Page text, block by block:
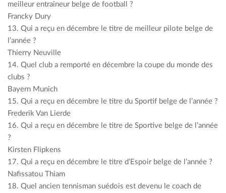
meilleur entraîneur belge de football ?
Francky Dury
13. Qui a reçu en décembre le titre de meilleur pilote belge de
l’année ?
Thierry Neuville
14. Quel club a remporté en décembre la coupe du monde des
clubs ?
Bayern Munich
15. Qui a reçu en décembre le titre du Sportif belge de l’année ?
Frederik Van Lierde
16. Qui a reçu en décembre le titre de Sportive belge de l’année
?
Kirsten Flipkens
17. Qui a reçu en décembre le titre d’Espoir belge de l’année ?
Nafissatou Thiam
18. Quel ancien tennisman suédois est devenu le coach de